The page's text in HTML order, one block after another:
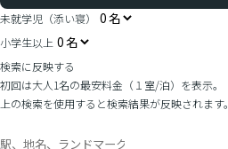
未就学児（添い寝）
小学生以上
検索に反映する
初回は大人1名の最安料金（１室/泊）を表示。
上の検索を使用すると検索結果が反映されます。